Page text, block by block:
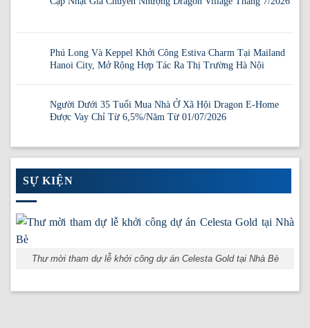
Phú Long Và Keppel Khởi Công Estiva Charm Tại Mailand
Hanoi City, Mở Rộng Hợp Tác Ra Thị Trường Hà Nội
Người Dưới 35 Tuổi Mua Nhà Ở Xã Hội Dragon E-Home
Được Vay Chỉ Từ 6,5%/Năm Từ 01/07/2026
SỰ KIỆN
Thư mời tham dự lễ khởi công dự án Celesta Gold tại Nhà Bè